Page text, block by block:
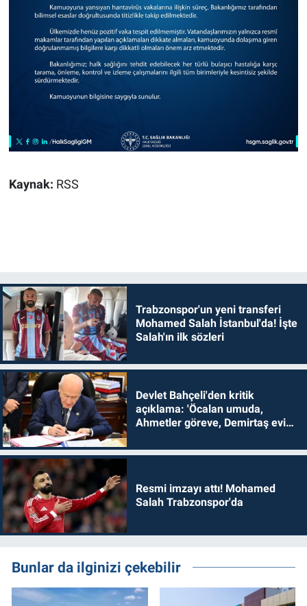
Kaynak: RSS
Trabzonspor'un yeni transferi
Mohamed Salah İstanbul'da! İşte
Salah'ın ilk sözleri
Devlet Bahçeli'den kritik
açıklama: 'Öcalan umuda,
Ahmetler göreve, Demirtaş evine
Resmi imzayı attı! Mohamed
Salah Trabzonspor'da
Bunlar da ilginizi çekebilir